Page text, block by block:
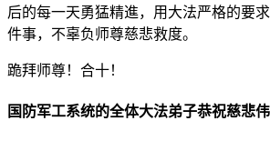
后的每一天勇猛精進，用大法严格的要
件事，不辜负师尊慈悲救度。
跪拜师尊！合十！
国防军工系统的全体大法弟子恭祝慈悲